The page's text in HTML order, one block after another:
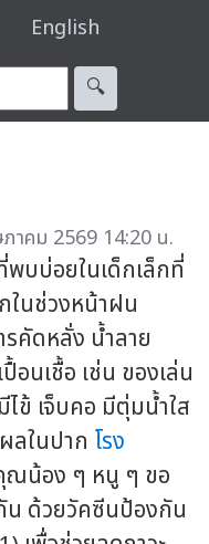
English
🔍︎
าคม 2569 14:20 น.
พบบ่อยในเด็กเล็กที่
ในช่วงหน้าฝน
คัดหลั่ง น้ำลาย
อนเชื้อ เช่น ของเล่น
ไข้ เจ็บคอ มีตุ่มน้ำใส
ลในปาก โรง
ณน้อง ๆ หนู ๆ ขอ
ด้วยวัคซีนป้องกัน